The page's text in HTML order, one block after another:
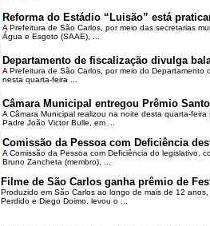
Reforma do Estádio “Luisão” está
A Prefeitura de São Carlos, por meio das secretarias
Água e Esgoto (SAAE), ...
Departamento de fiscalização divulga
A Prefeitura de São Carlos, por meio do Departamento
nesta quarta-feira ...
Câmara Municipal entregou Prêmio
A Câmara Municipal realizou na noite desta quarta-
Padre João Victor Bulle, em ...
Comissão da Pessoa com Deficiência
A Comissão da Pessoa com Deficiência do legislativo,
Bruno Zancheta (membro), ...
Filme de São Carlos ganha prêmio de
Produzido em São Carlos ao longo de mais de 12
Perdido e Diego Doimo, levou o ...